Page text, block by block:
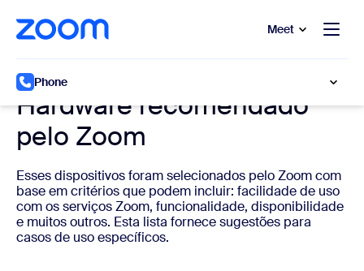
principal
chat de ajuda Meet
Phone
Hardware recomendado
pelo Zoom
Esses dispositivos foram selecionados pelo Zoom com
base em critérios que podem incluir: facilidade de uso
com os serviços Zoom, funcionalidade, disponibilidade
e muitos outros. Esta lista fornece sugestões para
casos de uso específicos.